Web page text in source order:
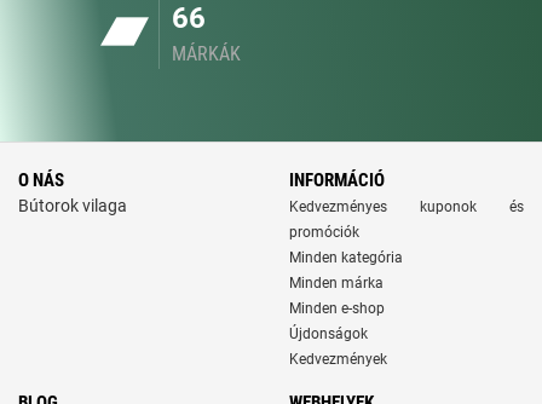
66
MÁRKÁK
O NÁS
Bútorok vilaga
INFORMÁCIÓ
Kedvezményes kuponok és
promóciók
Minden kategória
Minden márka
Minden e-shop
Újdonságok
Kedvezmények